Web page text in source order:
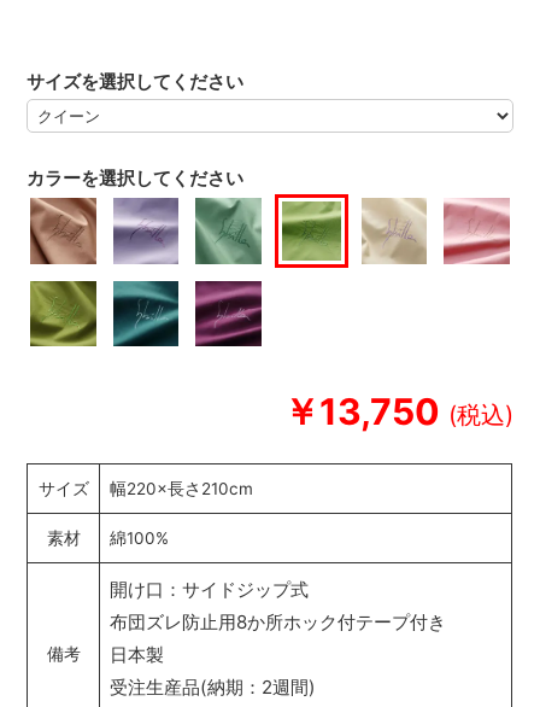
￥13,750
カラーを選択してください
サイズを選択してください
サイズ 幅220×長さ210cm
素材 綿100%
備考
開け口：サイドジップ式
布団ズレ防止用8か所ホック付テープ付き
日本製
受注生産品(納期：2週間)